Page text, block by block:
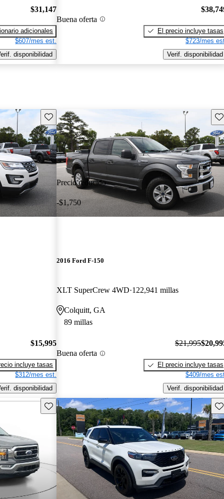
$31,147
adicionales
$607/mes est.
disponibilidad
Buena oferta
El precio incluye tasas
$723/mes
Verif. disponibilidad
Guarda este Aviso
$15,995
incluye tasas
$312/mes est.
disponibilidad
Precio reducido
-$1,750
2016 Ford F-150
XLT SuperCrew 4WD 122,941 millas
Colquitt, GA
89 millas
Buena oferta
$21,995
El precio incluye tasas
$409/mes
Verif. disponibilidad
Guarda este Aviso